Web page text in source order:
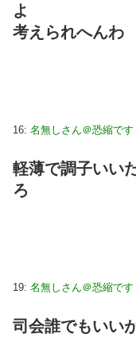
よ
考えられへんわ
16: 名無しさん＠恐縮です
軽薄で調子いい
ろ
19: 名無しさん＠恐縮です
司会誰でもいい